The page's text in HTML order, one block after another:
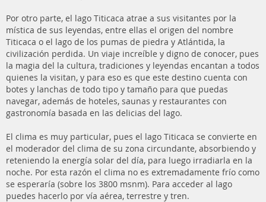
Por otro parte, el lago Titicaca atrae a sus visitantes por la
mística de sus leyendas, entre ellas el origen del nombre
Titicaca o el lago de los pumas de piedra y Atlántida, la
civilización perdida. Un viaje increíble y digno de conocer, pues
la magia del la cultura, tradiciones y leyendas encantan a todos
quienes la visitan, y para eso es que este destino cuenta con
botes y lanchas de todo tipo y tamaño para que puedas
navegar, además de hoteles, saunas y restaurantes con
gastronomía basada en las delicias del lago.
El clima es muy particular, pues el lago Titicaca se convierte en
el moderador del clima de su zona circundante, absorbiendo y
reteniendo la energía solar del día, para luego irradiarla en la
noche. Por esta razón el clima no es extremadamente frío como
se esperaría (sobre los 3800 msnm). Para acceder al lago
puedes hacerlo por vía aérea, terrestre y tren.